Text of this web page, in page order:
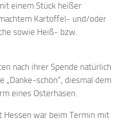
einem Stück heißer
Kartoffel- und/oder
sowie Heiß- bzw.
nach ihrer Spende natürlich
„Danke-schön“, diesmal dem
eines Osterhasen.
Hessen war beim Termin mit